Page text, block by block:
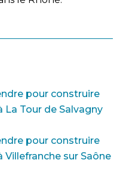
pour construire
La Tour de Salvagny
pour construire
sur Saône